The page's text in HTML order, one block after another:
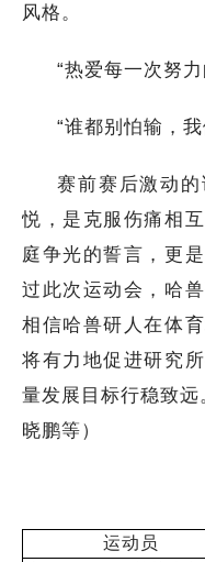
风格。
“热爱每一次努
“谁都别怕输，
赛前赛后激动
悦，是克服伤痛相
庭争光的誓言，更
过此次运动会，哈
相信哈兽研人在体
将有力地促进研究
量发展目标行稳致
晓鹏等）
运动员